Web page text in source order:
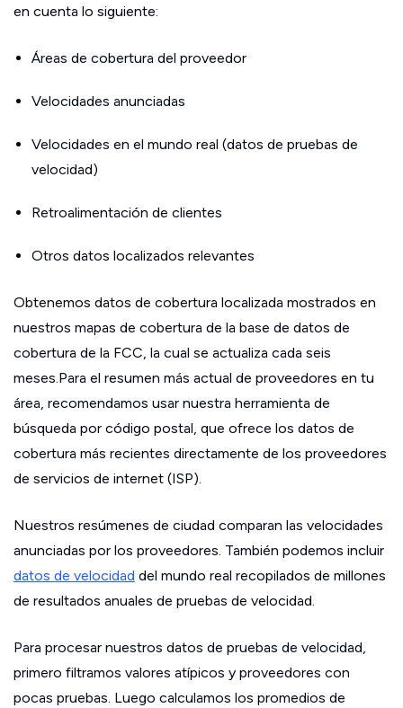
en cuenta lo siguiente:
Áreas de cobertura del proveedor
Velocidades anunciadas
Velocidades en el mundo real (datos de pruebas de
velocidad)
Retroalimentación de clientes
Otros datos localizados relevantes
Obtenemos datos de cobertura localizada mostrados en
nuestros mapas de cobertura de la base de datos de
cobertura de la FCC, la cual se actualiza cada seis
meses.Para el resumen más actual de proveedores en tu
área, recomendamos usar nuestra herramienta de
búsqueda por código postal, que ofrece los datos de
cobertura más recientes directamente de los proveedores
de servicios de internet (ISP).
Nuestros resúmenes de ciudad comparan las velocidades
anunciadas por los proveedores. También podemos incluir
datos de velocidad del mundo real recopilados de millones
de resultados anuales de pruebas de velocidad.
Para procesar nuestros datos de pruebas de velocidad,
primero filtramos valores atípicos y proveedores con
pocas pruebas. Luego calculamos los promedios de